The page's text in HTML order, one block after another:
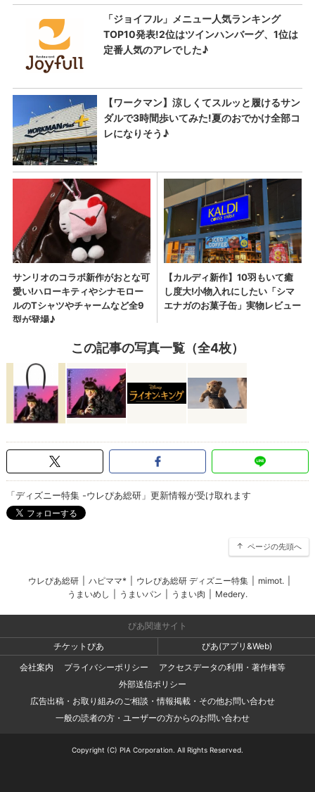
この記事の写真一覧（全4枚）
「ディズニー特集 -ウレぴあ総研」更新情報が受け取れます
ページの先頭へ
ウレぴあ総研 ハピママ* ウレぴあ総研 ディズニー特集 mimot.
うまいめし
うまいパン うまい肉 Medery.
ぴあ関連サイト
チケットぴあ
ぴあ(アプリ&Web)
会社案内
プライバシーポリシー
アクセスデータの利用・著作権等
外部送信ポリシー
広告出稿・お取り組みのご相談・情報掲載・その他お問い合わせ
一般の読者の方・ユーザーの方からのお問い合わせ
Copyright (C) PIA Corporation. All Rights Reserved.